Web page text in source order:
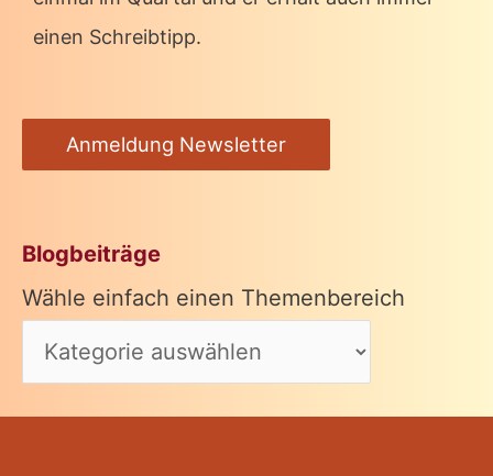
einen Schreibtipp.
Anmeldung Newsletter
Blogbeiträge
Wähle einfach einen Themenbereich